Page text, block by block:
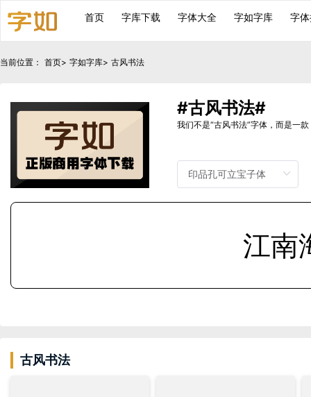
首页 字库下载 字体大全 字如字库 字
当前位置： 首页> 字如字库> 古风书法
#古风书法#
我们不是“古风书法”字体，而是一
江南
古风书法